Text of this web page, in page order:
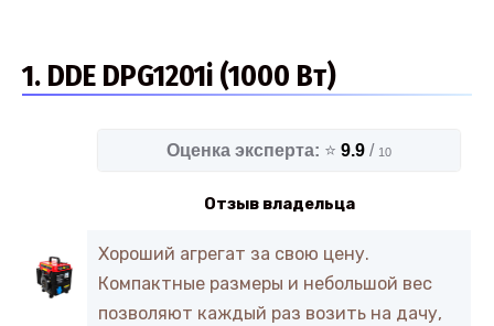
1. DDE DPG1201i (1000 Вт)
Оценка эксперта: ⭐ 9.9 / 10
Отзыв владельца
Хороший агрегат за свою цену.
Компактные размеры и небольшой вес
позволяют каждый раз возить на дачу,